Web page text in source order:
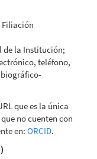
Filiación
de la Institución;
teléfono,
biográfico-
que es la única
no cuenten con
en: ORCID.
)